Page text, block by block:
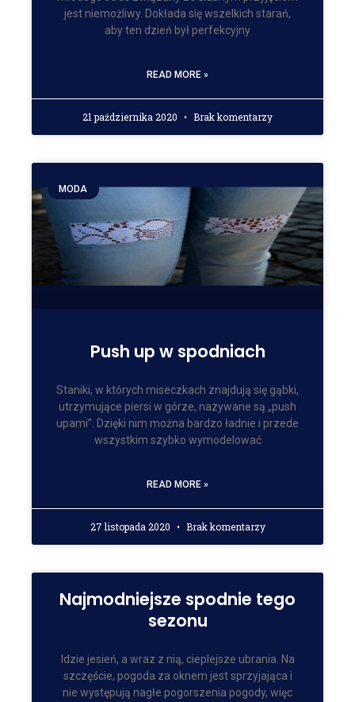
jest niemożliwy. Dokłada się wszelkich starań,
aby ten dzień był perfekcyjny
READ MORE »
21 października 2020 Brak komentarzy
MODA
Push up w spodniach
Staniki, w których miseczkach znajdują się gąbki,
utrzymujące piersi w górze, nazywane są „push
upami”. Dzięki nim można bardzo ładnie i przede
wszystkim szybko wymodelować
READ MORE »
27 listopada 2020 Brak komentarzy
Najmodniejsze spodnie tego
sezonu
Idzie jesień, a wraz z nią, cieplejsze ubrania. Na
szczęście, pogoda za oknem jest sprzyjająca i
nie występują nagłe pogorszenia pogody, więc